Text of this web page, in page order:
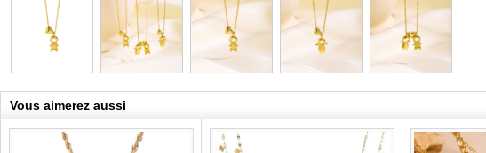
Vous aimerez aussi